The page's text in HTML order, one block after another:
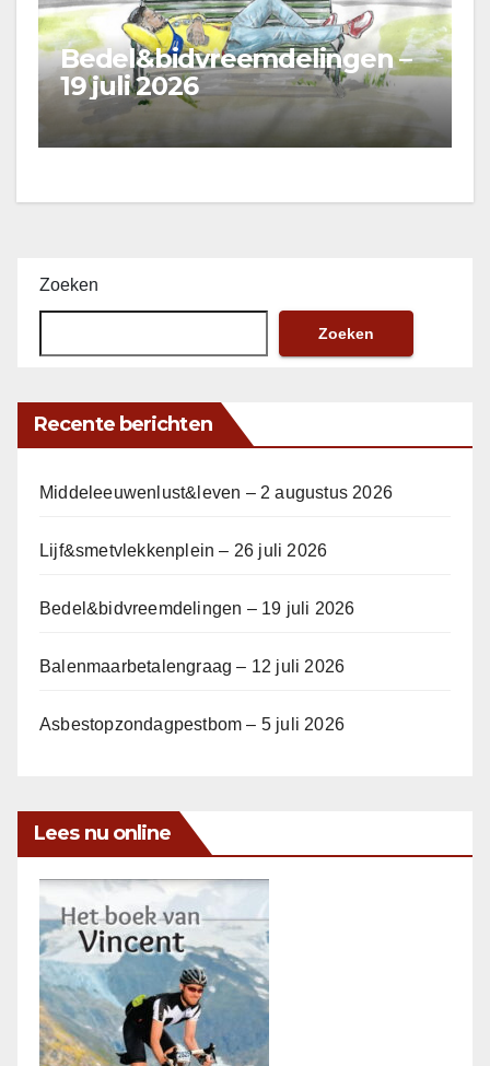
Bedel&bidvreemdelingen –
19 juli 2026
Zoeken
Zoeken
Recente berichten
Middeleeuwenlust&leven – 2 augustus 2026
Lijf&smetvlekkenplein – 26 juli 2026
Bedel&bidvreemdelingen – 19 juli 2026
Balenmaarbetalengraag – 12 juli 2026
Asbestopzondagpestbom – 5 juli 2026
Lees nu online